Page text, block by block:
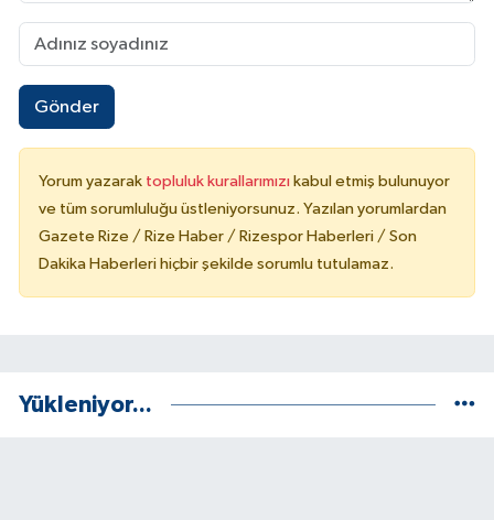
Gönder
Yorum yazarak topluluk kurallarımızı kabul etmiş bulunuyor
ve tüm sorumluluğu üstleniyorsunuz. Yazılan yorumlardan
Gazete Rize / Rize Haber / Rizespor Haberleri / Son
Dakika Haberleri hiçbir şekilde sorumlu tutulamaz.
Yükleniyor...